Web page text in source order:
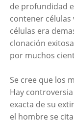
de profundidad
contener células
células era
clonación
por muchos
Se cree que los
Hay
exacta de su
el hombre se